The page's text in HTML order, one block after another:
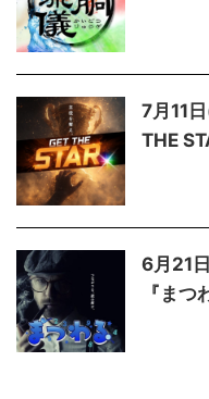
7月11
THE
6月21
『まつ